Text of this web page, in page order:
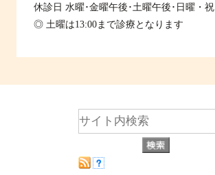
休診日 水曜･金曜午後･土曜午後･日曜・祝
◎ 土曜は13:00まで診療となります